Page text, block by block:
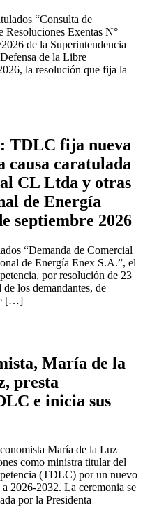
“Consulta de
Exentas N°
de la Superintendencia
de la Libre
la resolución que fija la
TDLC fija nueva
causa caratulada
CL Ltda y otras
de Energía
septiembre 2026
“Demanda de Comercial
de Energía Enex S.A.”, el
por resolución de 23
los demandantes, de
[…]
María de la
presta
e inicia sus
María de la Luz
como ministra titular del
(TDLC) por un nuevo
2026-2032. La ceremonia se
por la Presidenta